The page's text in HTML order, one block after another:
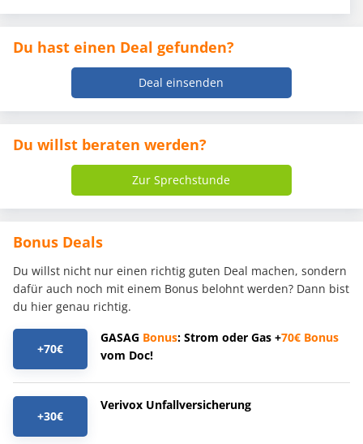
Du hast einen Deal gefunden?
Deal einsenden
Du willst beraten werden?
Zur Sprechstunde
Bonus Deals
Du willst nicht nur einen richtig guten Deal machen, sondern
dafür auch noch mit einem Bonus belohnt werden? Dann bist
du hier genau richtig.
+70€
GASAG Bonus: Strom oder Gas +70€ Bonus
vom Doc!
+30€
Verivox Unfallversicherung